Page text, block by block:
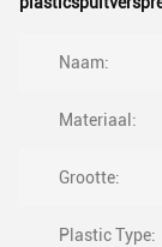
Naam:
Materiaal:
Grootte:
Plastic Type: